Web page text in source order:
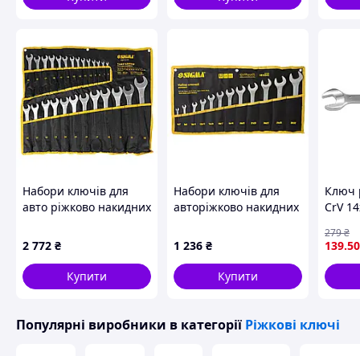
Набори ключів для
авто ріжково накидних
2 772 ₴
Купити
Набори ключів для
авторіжково накидних
1 236 ₴
Купити
Ключ
CrV
болтів
139.50
279₴
Популярні виробники в категорії Ріжкові ключі